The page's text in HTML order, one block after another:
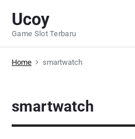
p
Ucoy
Game Slot Terbaru
Home smartwatch
smartwatch